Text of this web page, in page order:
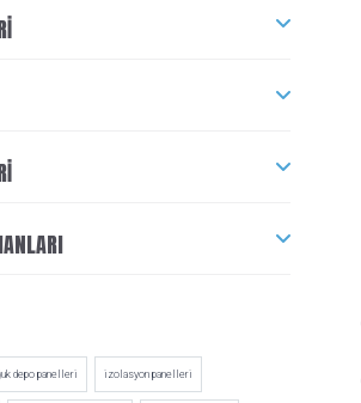
depo panelleri izolasyon panelleri